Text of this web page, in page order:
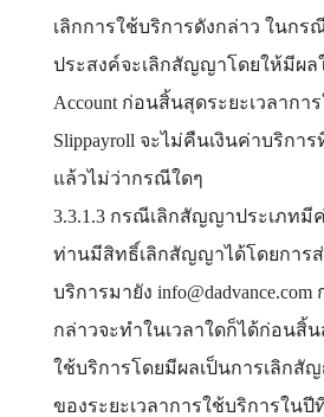
เลิกการใช้บริการดังกล่าว ในก
ประสงค์จะเลิกสัญญาโดยให้มีผ
Account ก่อนสิ้นสุดระยะเวลากา
Slippayroll จะไม่คืนเงินค่าบริกา
แล้วไม่ว่ากรณีใดๆ
3.3.1.3 กรณีเลิกสัญญาประเภทมี
ท่านมีสิทธิ์เลิกสัญญาได้โดยการส่
บริการมายัง
กล่าวจะทำในเวลาใดก็ได้ก่อนสิ้น
ใช้บริการโดยมีผลเป็นการเลิกสั
ของระยะเวลาการใช้บริการในปี